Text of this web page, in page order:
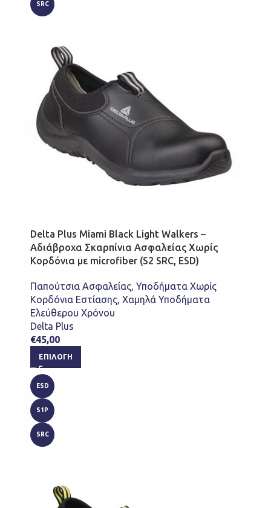
SRC
Delta Plus Miami Black Light Walkers –
Αδιάβροχα Σκαρπίνια Ασφαλείας Χωρίς
Κορδόνια με microfiber (S2 SRC, ESD)
Παπούτσια Ασφαλείας, Υποδήματα Χωρίς
Κορδόνια Εστίασης, Χαμηλά Υποδήματα
Ελεύθερου Χρόνου
Delta Plus
€45,00
ΕΠΙΛΟΓΉ
ESD
S1P
SRC